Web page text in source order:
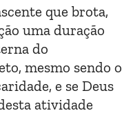
que brota,
uma duração
do
mesmo sendo o
e se Deus
atividade